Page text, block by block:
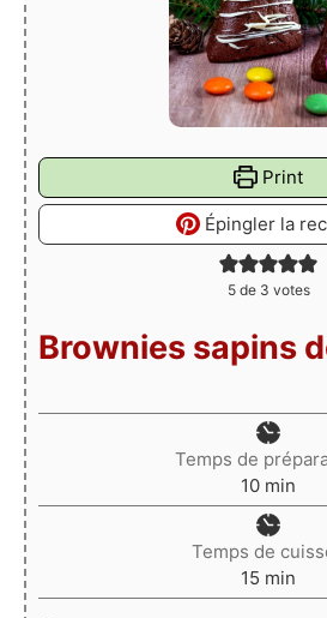
Print
Épingler la
5de 3 votes
Brownies sapins
Temps de
10minutes
min
Temps de
15 minutes
min